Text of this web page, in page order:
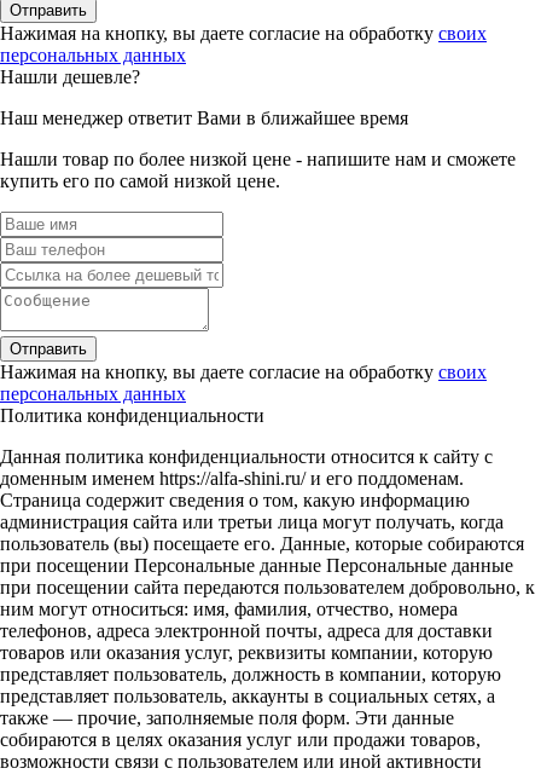
Отправить
Нажимая на кнопку, вы даете согласие на обработку своих
персональных данных
Нашли дешевле?
Наш менеджер ответит Вами в ближайшее время
Нашли товар по более низкой цене - напишите нам и сможете
купить его по самой низкой цене.
Отправить
Нажимая на кнопку, вы даете согласие на обработку своих
персональных данных
Политика конфиденциальности
Данная политика конфиденциальности относится к сайту с
доменным именем https://alfa-shini.ru/ и его поддоменам.
Страница содержит сведения о том, какую информацию
администрация сайта или третьи лица могут получать, когда
пользователь (вы) посещаете его. Данные, которые собираются
при посещении Персональные данные Персональные данные
при посещении сайта передаются пользователем добровольно, к
ним могут относиться: имя, фамилия, отчество, номера
телефонов, адреса электронной почты, адреса для доставки
товаров или оказания услуг, реквизиты компании, которую
представляет пользователь, должность в компании, которую
представляет пользователь, аккаунты в социальных сетях, а
также — прочие, заполняемые поля форм. Эти данные
собираются в целях оказания услуг или продажи товаров,
возможности связи с пользователем или иной активности